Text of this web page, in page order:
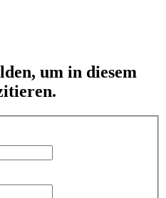
um in diesem